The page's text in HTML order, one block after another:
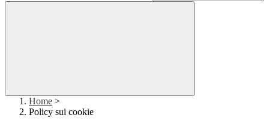
Home >
Policy sui cookie